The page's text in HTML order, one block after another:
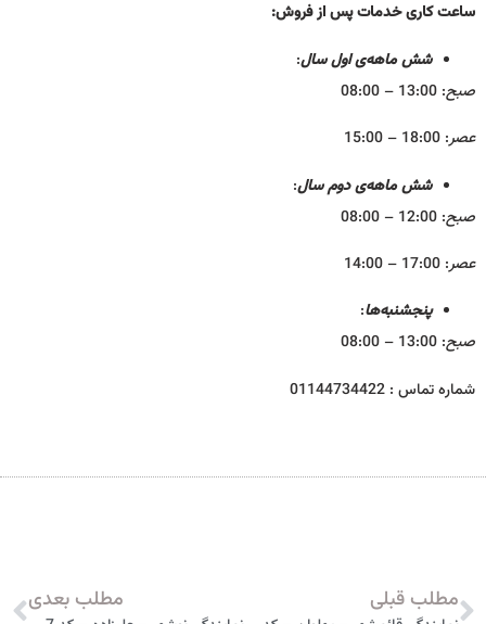
ساعت کاریخدمات پس از فروش:
شش ماهه‌ی اول سال:
صبح: 13:00 – 08:00
عصر: 18:00 – 15:00
شش ماهه‌ی دوم سال:
صبح: 12:00 – 08:00
عصر: 17:00 – 14:00
پنجشنبه‌ها:
صبح: 13:00 – 08:00
شماره تماس : 01144734422
مطلب قبلی مطلب بعدی